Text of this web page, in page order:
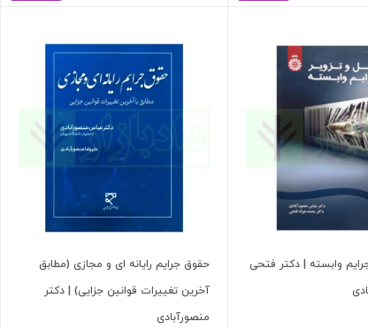
وابسته | دکتر فتحی
حقوق جرایم رایانه ای و مجازی (مطابق
آخرین تغییرات قوانین جزایی) | دکتر
منصورآبادی